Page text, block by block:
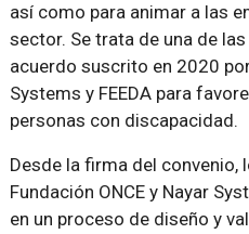
así como para animar a las
sector. Se trata de una de
acuerdo suscrito en 2020
Systems y FEEDA para
personas con discapacidad.
Desde la firma del convenio,
Fundación ONCE y Nayar
en un proceso de diseño y